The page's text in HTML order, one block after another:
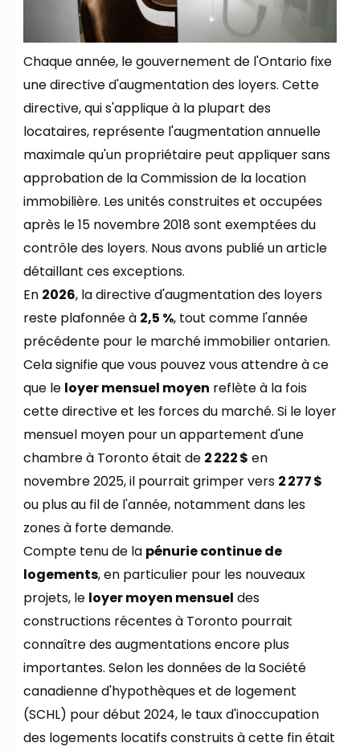
Chaque année, le gouvernement de l'Ontario fixe
une directive d'augmentation des loyers. Cette
directive, qui s'applique à la plupart des
locataires, représente l'augmentation annuelle
maximale qu'un propriétaire peut appliquer sans
approbation de la Commission de la location
immobilière. Les unités construites et occupées
après le 15 novembre 2018 sont exemptées du
contrôle des loyers. Nous avons publié un article
détaillant ces exceptions.
En 2026, la directive d'augmentation des loyers
reste plafonnée à 2,5 %, tout comme l'année
précédente pour le marché immobilier ontarien.
Cela signifie que vous pouvez vous attendre à ce
que le loyer mensuel moyen reflète à la fois
cette directive et les forces du marché. Si le loyer
mensuel moyen pour un appartement d'une
chambre à Toronto était de 2 222 $ en
novembre 2025, il pourrait grimper vers 2 277 $
ou plus au fil de l'année, notamment dans les
zones à forte demande.
Compte tenu de la pénurie continue de
logements, en particulier pour les nouveaux
projets, le loyer moyen mensuel des
constructions récentes à Toronto pourrait
connaître des augmentations encore plus
importantes. Selon les données de la Société
canadienne d'hypothèques et de logement
(SCHL) pour début 2024, le taux d'inoccupation
des logements locatifs construits à cette fin était